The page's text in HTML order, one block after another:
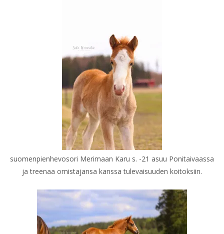
suomenpienhevosori Merimaan Karu s. -21 asuu Ponitaivaassa
ja treenaa omistajansa kanssa tulevaisuuden koitoksiin.